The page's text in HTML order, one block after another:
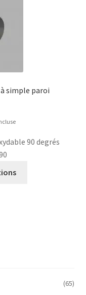
page
simple paroi
90 degrés
(65)